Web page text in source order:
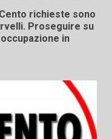
richieste sono
Proseguire su
in